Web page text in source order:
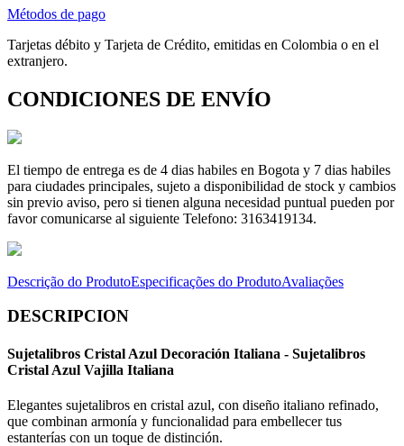
Métodos de pago
Tarjetas débito y Tarjeta de Crédito, emitidas en Colombia o en el
extranjero.
CONDICIONES DE ENVÍO
El tiempo de entrega es de 4 dias habiles en Bogota y 7 dias habiles
para ciudades principales, sujeto a disponibilidad de stock y cambios
sin previo aviso, pero si tienen alguna necesidad puntual pueden por
favor comunicarse al siguiente Telefono: 3163419134.
Descrição do ProdutoEspecificações do ProdutoAvaliações
DESCRIPCION
Sujetalibros Cristal Azul Decoración Italiana - Sujetalibros
Cristal Azul Vajilla Italiana
Elegantes sujetalibros en cristal azul, con diseño italiano refinado,
que combinan armonía y funcionalidad para embellecer tus
estanterías con un toque de distinción.